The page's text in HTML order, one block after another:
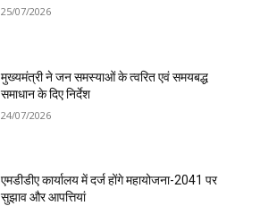
25/07/2026
मुख्यमंत्री ने जन समस्याओं के त्वरित एवं समयबद्ध
समाधान के दिए निर्देश
24/07/2026
एमडीडीए कार्यालय में दर्ज होंगे महायोजना-2041 पर
सुझाव और आपत्तियां